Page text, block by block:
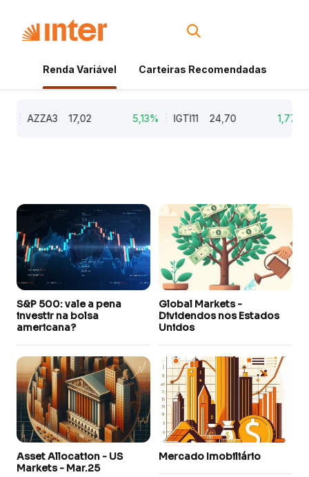
Renda Variável Carteiras Recomendadas
AZZA3 17,02 5,13% IGTI11 24,70 1,77%
S&P 500: vale a pena
investir na bolsa
americana?
Global Markets -
Dividendos nos Estados
Unidos
Asset Allocation - US
Markets - Mar.25
Mercado Imobiliário